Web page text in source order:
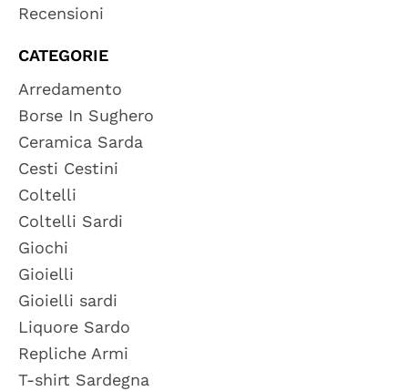
Recensioni
CATEGORIE
Arredamento
Borse In Sughero
Ceramica Sarda
Cesti Cestini
Coltelli
Coltelli Sardi
Giochi
Gioielli
Gioielli sardi
Liquore Sardo
Repliche Armi
T-shirt Sardegna